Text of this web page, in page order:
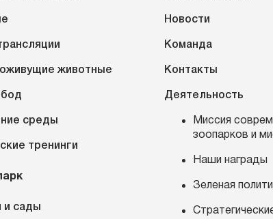
животные
среды
тренинги
и сады
Новости
Команда
Контакты
Деятельность
Миссия
зоопарков и
Наши награды
Зеленая